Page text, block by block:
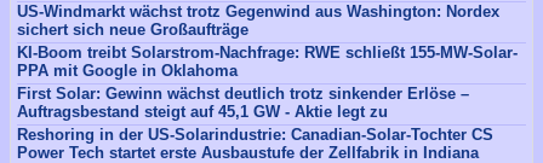
US-Windmarkt wächst trotz Gegenwind aus Washington: Nordex
sichert sich neue Großaufträge
KI-Boom treibt Solarstrom-Nachfrage: RWE schließt 155-MW-Solar-
PPA mit Google in Oklahoma
First Solar: Gewinn wächst deutlich trotz sinkender Erlöse –
Auftragsbestand steigt auf 45,1 GW - Aktie legt zu
Reshoring in der US-Solarindustrie: Canadian-Solar-Tochter CS
Power Tech startet erste Ausbaustufe der Zellfabrik in Indiana